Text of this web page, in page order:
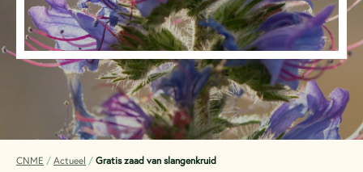
CNME / Actueel / Gratis zaad van slangenkruid